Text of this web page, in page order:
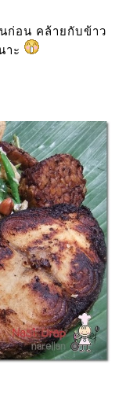
ก่อน คล้ายกับข้าว
าะ